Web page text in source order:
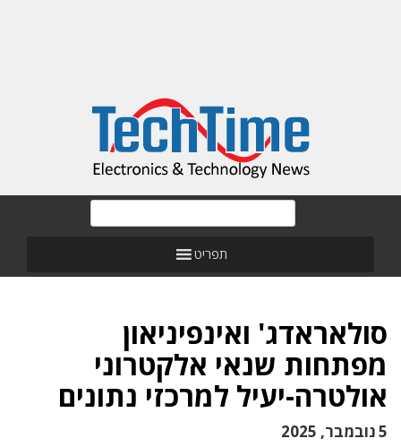
תפריט
סולאראדג' ואינפיניאון
מפתחות שנאי אלקטרוני
אולטרה-יעיל למרכזי נתונים
5 נובמבר, 2025